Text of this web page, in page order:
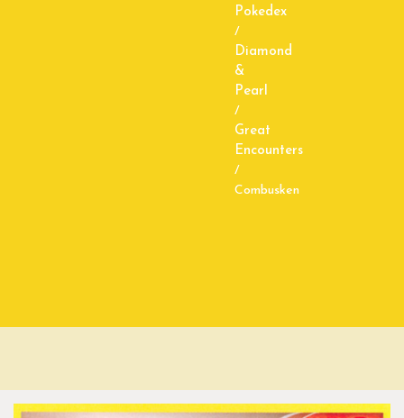
Pokedex
/
Diamond
&
Pearl
/
Great
Encounters
/
Combusken